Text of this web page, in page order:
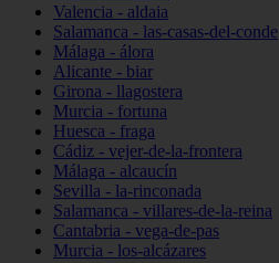
Valencia - aldaia
Salamanca - las-casas-del-conde
Málaga - álora
Alicante - biar
Girona - llagostera
Murcia - fortuna
Huesca - fraga
Cádiz - vejer-de-la-frontera
Málaga - alcaucín
Sevilla - la-rinconada
Salamanca - villares-de-la-reina
Cantabria - vega-de-pas
Murcia - los-alcázares